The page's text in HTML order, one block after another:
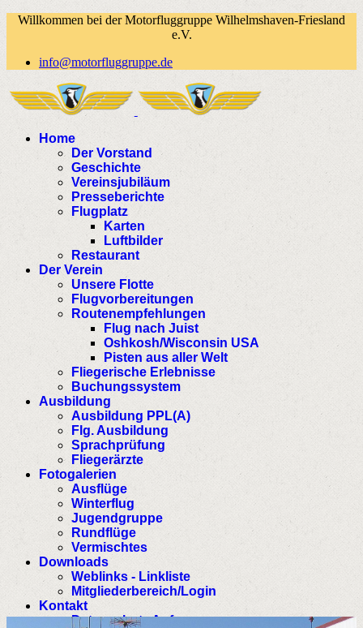
Willkommen bei der Motorfluggruppe Wilhelmshaven-Friesland
e.V.
info@motorfluggruppe.de
Home
Der Vorstand
Geschichte
Vereinsjubiläum
Presseberichte
Flugplatz
Karten
Luftbilder
Restaurant
Der Verein
Unsere Flotte
Flugvorbereitungen
Routenempfehlungen
Flug nach Juist
Oshkosh/Wisconsin USA
Pisten aus aller Welt
Fliegerische Erlebnisse
Buchungssystem
Ausbildung
Ausbildung PPL(A)
Flg. Ausbildung
Sprachprüfung
Fliegerärzte
Fotogalerien
Ausflüge
Winterflug
Jugendgruppe
Rundflüge
Vermischtes
Downloads
Weblinks - Linkliste
Mitgliederbereich/Login
Kontakt
Datenschutz Anfrage